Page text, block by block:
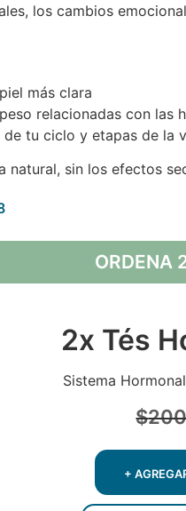
los cambios
más clara
relacionadas con las
tu ciclo y etapas de la
natural, sin los efectos
ORDENA
2x Tés
Sistema
$
+